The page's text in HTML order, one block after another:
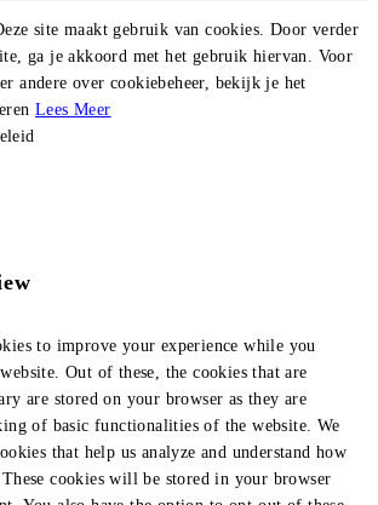
site maakt gebruik van cookies. Door verder
ga je akkoord met het gebruik hiervan. Voor
andere over cookiebeheer, bekijk je het
Lees Meer
to improve your experience while you
Out of these, the cookies that are
are stored on your browser as they are
of basic functionalities of the website. We
that help us analyze and understand how
cookies will be stored in your browser